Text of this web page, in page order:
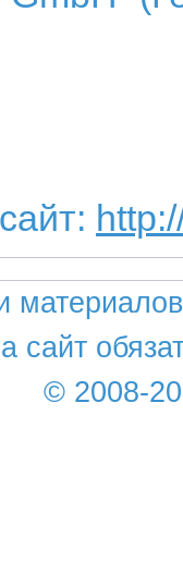
сайт
© 2008-